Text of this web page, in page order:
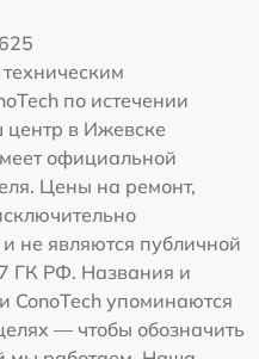
по истечении
в Ижевске
официальной
Цены на ремонт,
не являются публичной
ГК РФ. Названия и
ConoTech упоминаются
— чтобы обозначить